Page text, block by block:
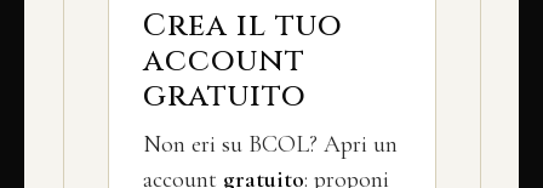
Crea il tuo
account
gratuito
Non eri su BCOL? Apri un
account gratuito: proponi